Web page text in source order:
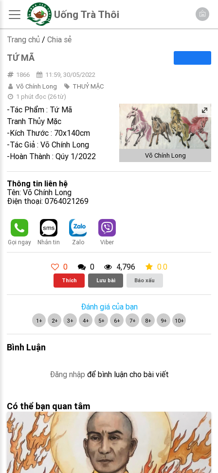
Uống Trà Thôi
Trang chủ / Chia sẻ
TỨ MÃ
1866
11:59, 30/05/2022
Võ Chính Long
THUỶ MẶC
1 phút đọc(26từ)
Võ Chính Long
-Tác Phẩm : Tứ Mã
Tranh Thủy Mặc
-Kích Thước : 70x140cm
-Tác Giả : Võ Chính Long
-Hoàn Thành : Qúy 1/2022
Thông tin liên hệ
Tên: Võ Chính Long
Điện thoại: 0764021269
Gọi ngay Nhắn tin Zalo Viber
0 0 4,796 0.0
Thích Lưu bài Báo xấu
Đánh giá của bạn
1+ 2+ 3+ 4+ 5+ 6+ 7+ 8+ 9+ 10+
Bình Luận
Đăng nhập để bình luận cho bài viết
Có thể bạn quan tâm